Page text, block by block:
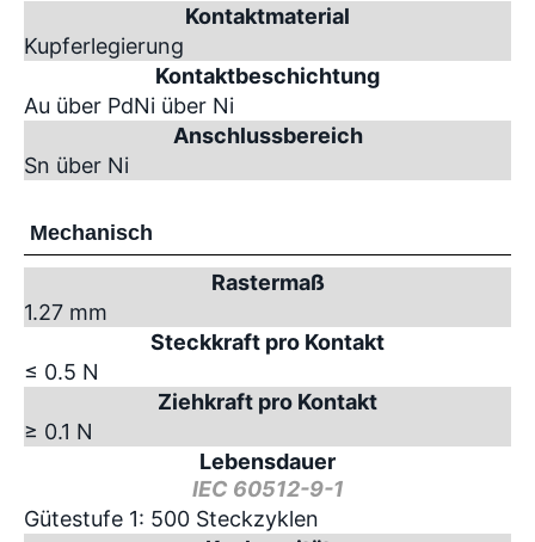
Kontaktmaterial
Kupferlegierung
Kontaktbeschichtung
Au über PdNi über Ni
Anschlussbereich
Sn über Ni
Mechanisch
Rastermaß
1.27 mm
Steckkraft pro Kontakt
≤ 0.5 N
Ziehkraft pro Kontakt
≥ 0.1 N
Lebensdauer
IEC 60512-9-1
Gütestufe 1: 500 Steckzyklen